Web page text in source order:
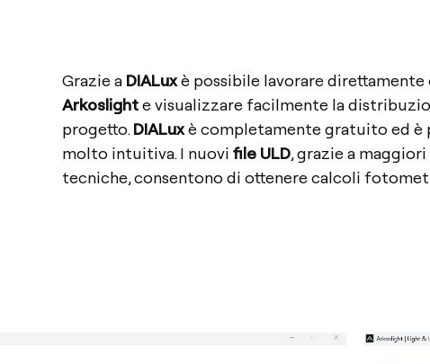
Grazie a DIALuxè possibile lavorare
Arkoslighte visualizzare facilmente la
progetto. DIALuxè completamente gratuito ed è
molto intuitiva. I nuovi file ULD , grazie a
tecniche, consentono di ottenere calcoli